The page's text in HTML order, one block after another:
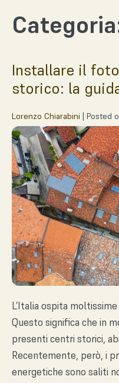
Installare il
storico: la
Lorenzo Chiarabini | Posted
L’Italia ospita
Questo significa che in
presenti centri storici,
Recentemente, però, i
energetiche sono saliti